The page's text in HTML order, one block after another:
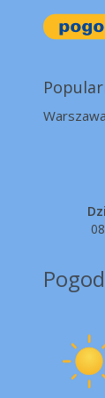
Warszawa